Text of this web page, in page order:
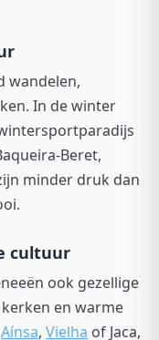
wandelen,
In de winter
Beret,
minder druk dan
cultuur
ook gezellige
en warme
Aínsa, Vielha of Jaca,